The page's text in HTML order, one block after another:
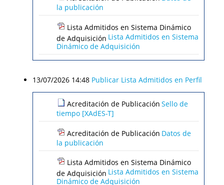
la publicación
Lista Admitidos en Sistema Dinámico
de Adquisición Lista Admitidos en Sistema
Dinámico de Adquisición
13/07/2026 14:48 Publicar Lista Admitidos en Perfil
Acreditación de Publicación Sello de
tiempo [XAdES-T]
Acreditación de Publicación Datos de
la publicación
Lista Admitidos en Sistema Dinámico
de Adquisición Lista Admitidos en Sistema
Dinámico de Adquisición